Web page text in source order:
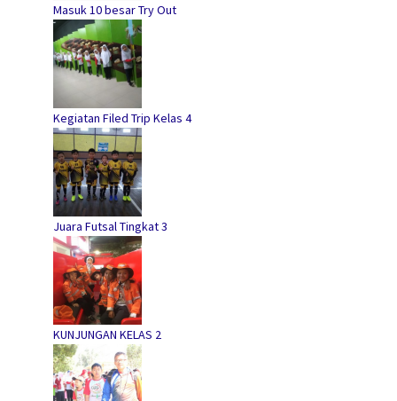
Masuk 10 besar Try Out
Kegiatan Filed Trip Kelas 4
Juara Futsal Tingkat 3
KUNJUNGAN KELAS 2